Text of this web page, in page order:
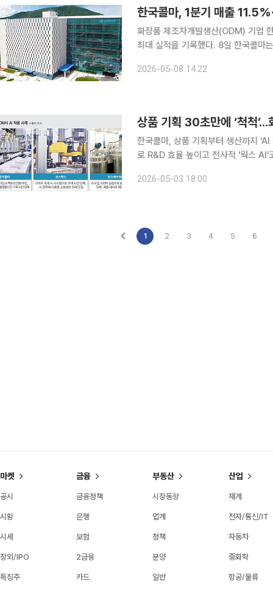
한국콜마, 1분기 매출
화장품 제조자개발생산(ODM) 기업
최대 실적을 기록했다. 8일 한국콜마는 연결 기준 1분기 매출이 7280억원으로 전년 동기 대비
익도 600억원으로 1년 전보다
2026-05-08 14:22
상품 기획 30초만에 ‘척척
한국콜마, 상품 기획부터 생산까지
로 R&D 효율 높이고 전사적 '웍스 AI'
능(AI) 접목을 새로운 경쟁력으로 내
2026-05-03 18:00
1 2 3 4 5 6
마켓
공시
시황
시세
장외/IPO
특징주
금융
금융정책
은행
보험
2금융
카드
부동산
시장동향
업계
정책
분양
일반
산업
재계
전자/통신/IT
자동차
중화학
항공/물류